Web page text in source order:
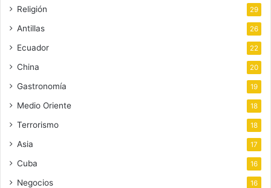
Religión 29
Antillas 26
Ecuador 22
China 20
Gastronomía 19
Medio Oriente 18
Terrorismo 18
Asia 17
Cuba 16
Negocios 16